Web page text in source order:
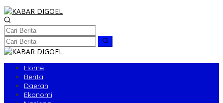
Home
Berita
Daerah
Ekonomi